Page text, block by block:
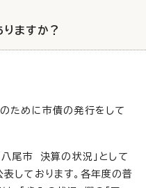
りますか？
ために市債の発行をして
八尾市 決算の状況」として
しております。各年度の普